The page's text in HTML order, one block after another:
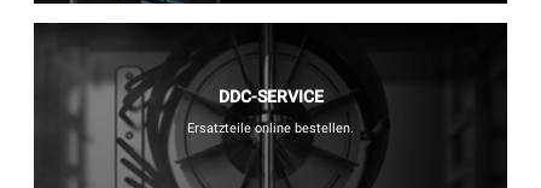
DDC-SERVICE
Ersatzteile online bestellen.